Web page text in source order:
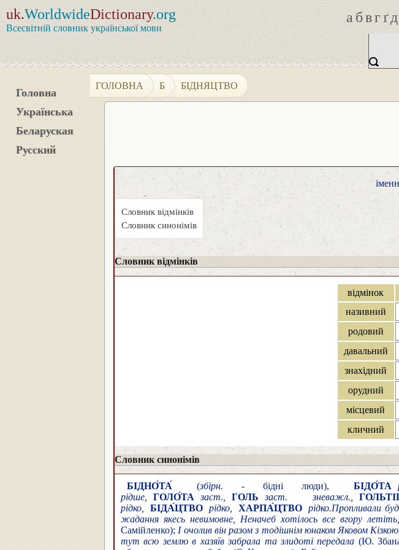
uk.WorldwideDictionary.org
Всесвітній словник української мови
абвгґд
Головна
Українська
Беларуская
Русский
ГОЛОВНА Б БІДНЯЦТВО
Словник відмінків
Словник синонімів
Словник відмінків
відмінок
називний
родовий
давальний
знахідний
орудний
місцевий
кличний
Словник синонімів
БІДНО́ТА́ (збірн. - бідні люди), БІДО́ТА
рідше,
ГОЛО́ТА заст., ГОЛЬ заст. зневажл.,
рідко,
БІДА́ЦТВО рідко, ХАРПА́ЦТВО рідко.Пропливали
жадання якесь невимовне, Неначеб хотілось все вгору
Самійленко); І очолив він разом з тодішнім юнаком Яковом
тут всю землю в хазяїв забрала та злидоті передала (Ю.